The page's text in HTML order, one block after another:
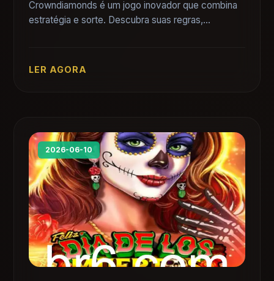
Crowndiamonds é um jogo inovador que combina
estratégia e sorte. Descubra suas regras,
LER AGORA
2026-06-10